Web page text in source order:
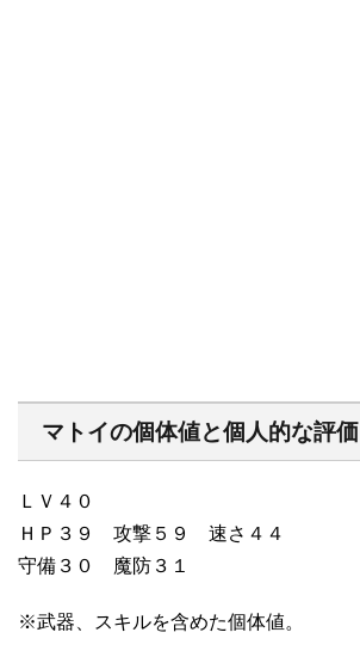
マトイの個体値と個人的な評価
ＬＶ４０
ＨＰ３９ 攻撃５９ 速さ４４
守備３０ 魔防３１
※武器、スキルを含めた個体値。